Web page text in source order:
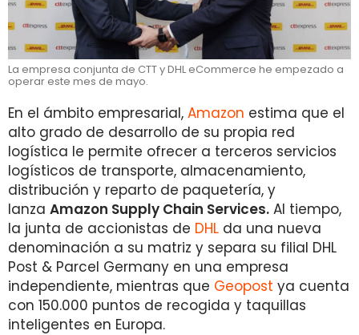
La empresa conjunta de CTT y DHL eCommerce he empezado a
operar este mes de mayo.
En el ámbito empresarial, Amazon estima que el
alto grado de desarrollo de su propia red
logística le permite ofrecer a terceros servicios
logísticos de transporte, almacenamiento,
distribución y reparto de paquetería, y
lanza Amazon Supply Chain Services. Al tiempo,
la junta de accionistas de DHL da una nueva
denominación a su matriz y separa su filial DHL
Post & Parcel Germany en una empresa
independiente, mientras que Geopost ya cuenta
con 150.000 puntos de recogida y taquillas
inteligentes en Europa.